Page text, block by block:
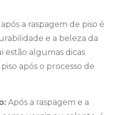
a raspagem de piso é
e a beleza da
estão algumas dicas
após o processo de
Após a raspagem e a